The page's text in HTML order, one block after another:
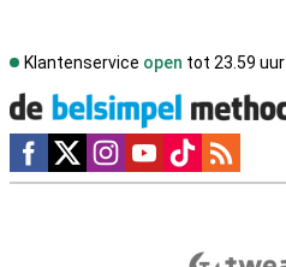
Klantenservice open tot 23.59 uur
Social media